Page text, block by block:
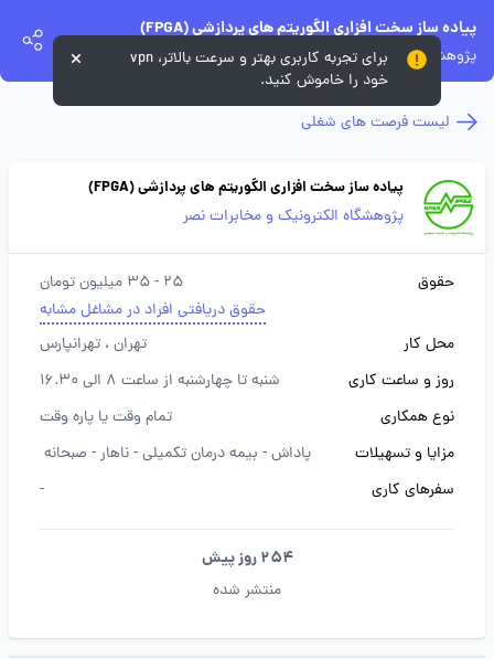
پیاده ساز سخت افزاری الگوریتم های پردازشی (FPGA)
پژوهشگاه الکترونیک و مخابرات نصر
لیست فرصت های شغلی
پیاده ساز سخت افزاری الگوریتم های پردازشی (FPGA)
پژوهشگاه الکترونیک و مخابرات نصر
حقوق
25 - 35 میلیون تومان
حقوق دریافتی افراد در مشاغل مشابه
محل کار
تهران ، تهرانپارس
روز و ساعت کاری
شنبه تا چهارشنبه از ساعت 8 الی 16.30
نوع همکاری
تمام وقت یا پاره وقت
مزایا و تسهیلات
پاداش - بیمه درمان تکمیلی -ناهار - صبحانه
سفرهای کاری
-
254 روز پیش
منتشر شده
برای تجربه کاربری بهتر و سرعت بالاتر، vpn
خود را خاموش کنید.